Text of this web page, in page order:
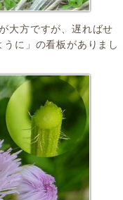
大方ですが、遅ればせ
に」の看板がありまし